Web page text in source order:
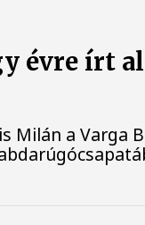
évre írt
Milán a Varga